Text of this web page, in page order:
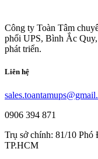
Công ty Toàn Tâm
phối UPS, Bình Ắc
phát triển.
Liên hệ
0906 394 871
Trụ sở chính: 81/10
TP.HCM